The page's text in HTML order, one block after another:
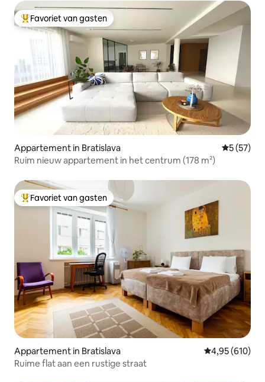
Topfavoriet van gasten
Favoriet van gasten
Appartement in Bratislava
5 (57)
Ruim nieuw appartement in het centrum (178 m²)
Topfavoriet van gasten
Favoriet van gasten
Appartement in Bratislava Gemiddelde
4,95 (610)
Ruime flat aan een rustige straat